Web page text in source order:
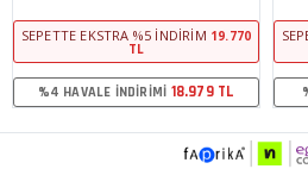
SEPETTE EKSTRA %5 İNDIRIM15.748
%4 HAVALE İNDIRIMI15.118 TL